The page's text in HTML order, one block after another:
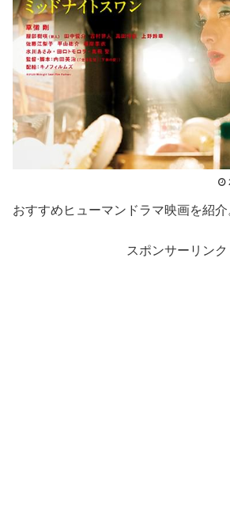
おすすめヒューマンドラマ映画を紹介
スポンサーリンク